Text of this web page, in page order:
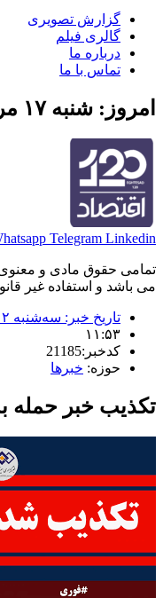
گزارش تصویری
گالری فیلم
درباره ما
تماس با ما
امروز: شنبه ۱۷ مرداد ۱۴۰۵
Telegram Linkedin
می باشد و استفاده غیر
تاریخ خبر: سه‌شنبه ۲ دی ۱۴۰۴
۱۱:۵۳
کدخبر:21185
حوزه: خبرها
تکذیب خبر حمله